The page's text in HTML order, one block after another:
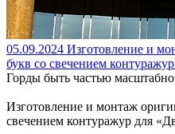
05.09.2024 Изготовление и
букв со свечением
Горды быть частью
Изготовление и монтаж
свечением контуражур для